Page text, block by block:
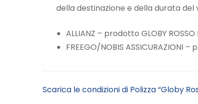
della destinazione e della durata del
ALLIANZ – prodotto GLOBY ROSSO
FREEGO/NOBIS ASSICURAZIONI
Scarica le condizioni di Polizza “Globy